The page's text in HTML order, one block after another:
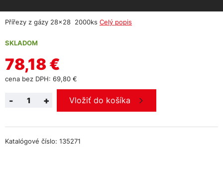
Přířezy z gázy 28x28 2000ks Celý popis
SKLADOM
78,18 €
cena bez DPH: 69,80 €
+
- Vložiť do košíka
Katalógové číslo: 135271